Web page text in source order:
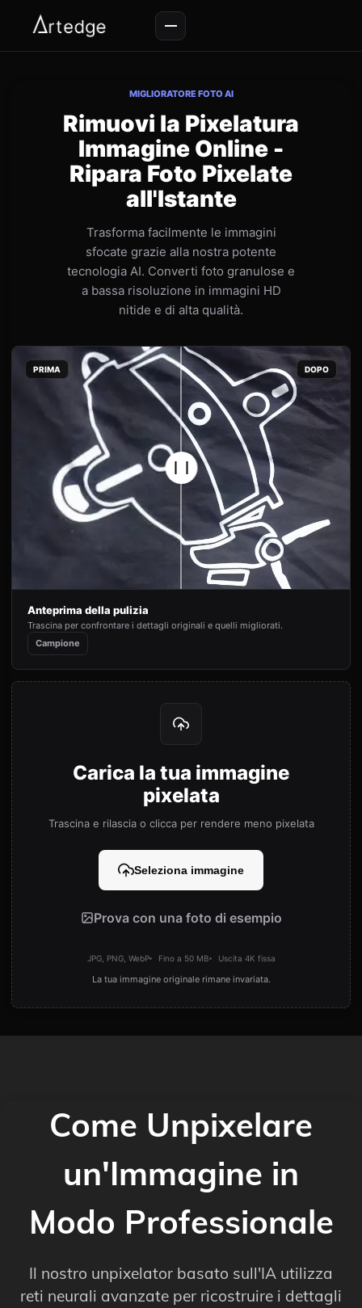
MIGLIORATORE FOTO AI
Rimuovi la Pixelatura
Immagine Online -
Ripara Foto Pixelate
all'Istante
Trasforma facilmente le immagini
sfocate grazie alla nostra potente
tecnologia AI. Converti foto granulose e
a bassa risoluzione in immagini HD
nitide e di alta qualità.
PRIMA DOPO
Anteprima della pulizia
Trascina per confrontare i dettagli originali e quelli migliorati.
Campione
Carica la tua immagine
pixelata
Trascina e rilascia o clicca per rendere meno pixelata
Seleziona immagine
Prova con una foto di esempio
JPG, PNG, WebP Fino a 50 MB Uscita 4K fissa
La tua immagine originale rimane invariata.
Come Unpixelare
un'Immagine in
Modo Professionale
Il nostro unpixelator basato sull'IA utilizza
reti neurali avanzate per ricostruire i dettagli